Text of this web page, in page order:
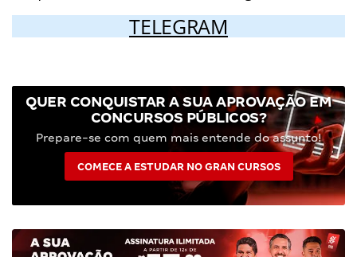
TELEGRAM
QUER CONQUISTAR A SUA APROVAÇÃO EM
CONCURSOS PÚBLICOS?
Prepare-se com quem mais entende do assunto!
COMECE A ESTUDAR NO GRAN CURSOS